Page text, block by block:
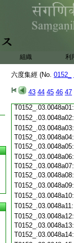
組織 利
六度集經 (No. 0152_
43 44 45 46 47